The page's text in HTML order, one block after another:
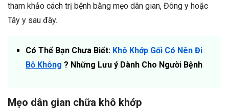
tham khảo cách trị bệnh bằng mẹo dân gian, Đông y hoặc
Tây y sau đây.
Có Thể Bạn Chưa Biết: Khô Khớp Gối Có Nên Đi
Bộ Không ? Những Lưu ý Dành Cho Người Bệnh
Mẹo dân gian chữa khô khớp